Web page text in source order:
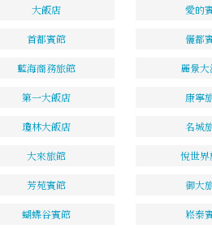
大飯店 愛的
首都賓館 儷都
藍海商務旅館 麗景
第一大飯店 康寧
瓊林大飯店 名城
大來旅館 悅世界
芳苑賓館 御大
蝴蝶谷賓館 崧泰